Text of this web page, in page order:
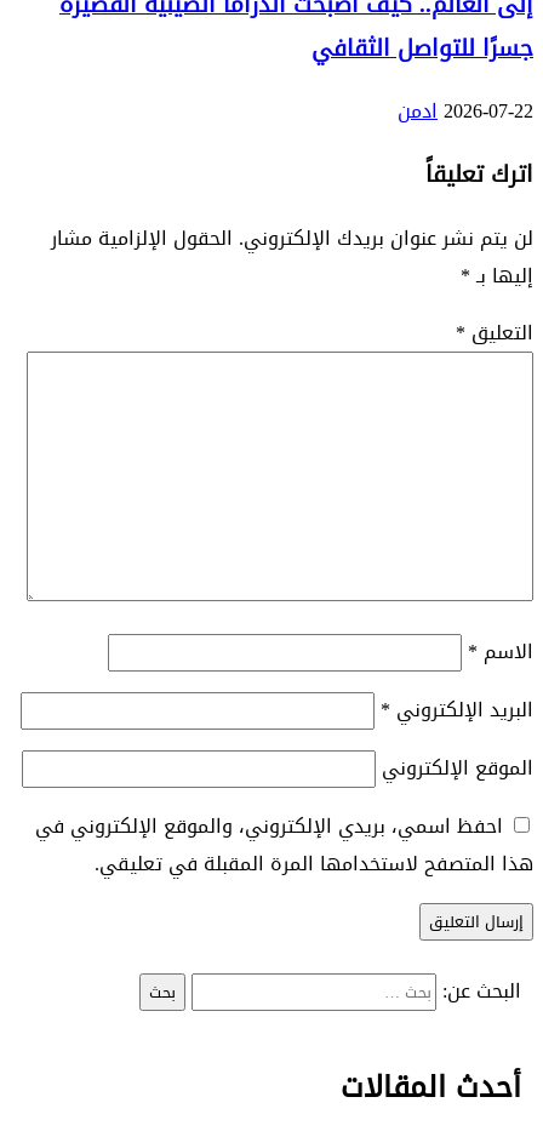
جسرًا للتواصل الثقافي
2026-07-22ادمن
اترك تعليقاً
لن يتم نشر عنوان بريدك الإلكتروني. الحقول الإلزامية مشار
إليها بـ*
التعليق *
الاسم *
البريد الإلكتروني *
الموقع الإلكتروني
احفظ اسمي، بريدي الإلكتروني، والموقع الإلكتروني في
هذا المتصفح لاستخدامها المرة المقبلة في تعليقي.
البحث عن:
أحدث المقالات